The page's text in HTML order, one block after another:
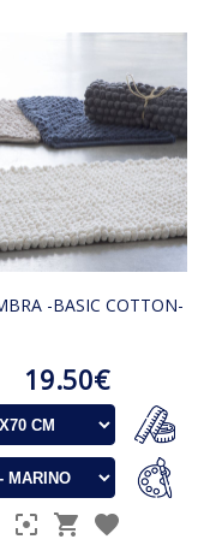
-BASIC COTTON-
19.50€